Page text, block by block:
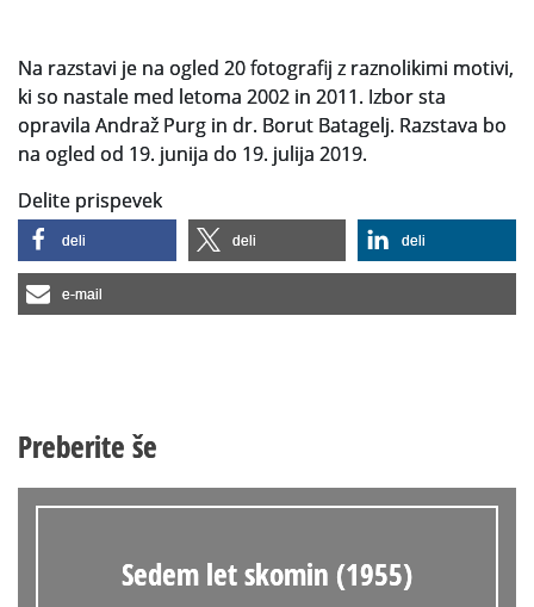
Na razstavi je na ogled 20 fotografij z raznolikimi motivi,
ki so nastale med letoma 2002 in 2011. Izbor sta
opravila Andraž Purg in dr. Borut Batagelj. Razstava bo
na ogled od 19. junija do 19. julija 2019.
Delite prispevek
deli deli deli
e-mail
Preberite še
Sedem let skomin (1955)